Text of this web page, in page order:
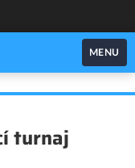
MENU
turnaj